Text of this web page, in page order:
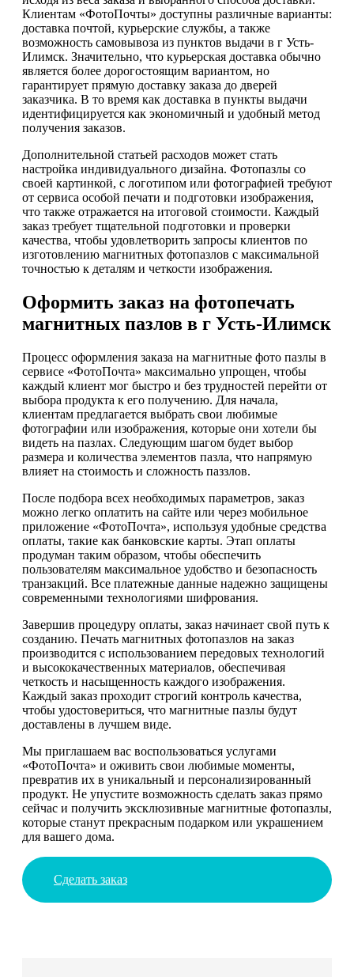
Клиентам «ФотоПочты» доступны различные варианты:
доставка почтой, курьерские службы, а также
возможность самовывоза из пунктов выдачи в г Усть-
Илимск. Значительно, что курьерская доставка обычно
является более дорогостоящим вариантом, но
гарантирует прямую доставку заказа до дверей
заказчика. В то время как доставка в пункты выдачи
идентифицируется как экономичный и удобный метод
получения заказов.
Дополнительной статьей расходов может стать
настройка индивидуального дизайна. Фотопазлы со
своей картинкой, с логотипом или фотографией требуют
от сервиса особой печати и подготовки изображения,
что также отражается на итоговой стоимости. Каждый
заказ требует тщательной подготовки и проверки
качества, чтобы удовлетворить запросы клиентов по
изготовлению магнитных фотопазлов с максимальной
точностью к деталям и четкости изображения.
Оформить заказ на фотопечать
магнитных пазлов в г Усть-Илимск
Процесс оформления заказа на магнитные фото пазлы в
сервисе «ФотоПочта» максимально упрощен, чтобы
каждый клиент мог быстро и без трудностей перейти от
выбора продукта к его получению. Для начала,
клиентам предлагается выбрать свои любимые
фотографии или изображения, которые они хотели бы
видеть на пазлах. Следующим шагом будет выбор
размера и количества элементов пазла, что напрямую
влияет на стоимость и сложность паззлов.
После подбора всех необходимых параметров, заказ
можно легко оплатить на сайте или через мобильное
приложение «ФотоПочта», используя удобные средства
оплаты, такие как банковские карты. Этап оплаты
продуман таким образом, чтобы обеспечить
пользователям максимальное удобство и безопасность
транзакций. Все платежные данные надежно защищены
современными технологиями шифрования.
Завершив процедуру оплаты, заказ начинает свой путь к
созданию. Печать магнитных фотопазлов на заказ
производится с использованием передовых технологий
и высококачественных материалов, обеспечивая
четкость и насыщенность каждого изображения.
Каждый заказ проходит строгий контроль качества,
чтобы удостовериться, что магнитные пазлы будут
доставлены в лучшем виде.
Мы приглашаем вас воспользоваться услугами
«ФотоПочта» и оживить свои любимые моменты,
превратив их в уникальный и персонализированный
продукт. Не упустите возможность сделать заказ прямо
сейчас и получить эксклюзивные магнитные фотопазлы,
которые станут прекрасным подарком или украшением
для вашего дома.
Сделать заказ